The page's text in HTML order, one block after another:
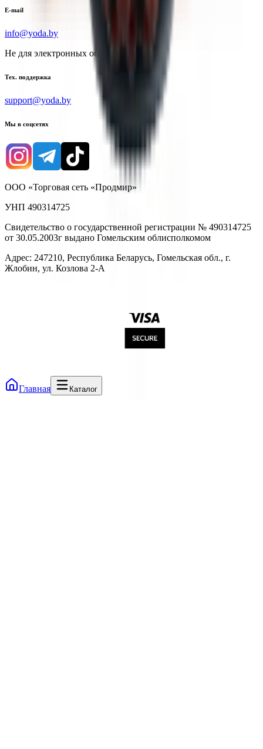
E-mail
info@yoda.by
Не для электронных обращений
Тех. поддержка
support@yoda.by
Мы в соцсетях
ООО «Торговая сеть «Продмир»
УНП 490314725
Свидетельство о государственной регистрации № 490314725
от 30.05.2003г выдано Гомельским облисполкомом
Адрес: 247210, Республика Беларусь, Гомельская обл., г.
Жлобин, ул. Козлова 2-А
Главная Каталог